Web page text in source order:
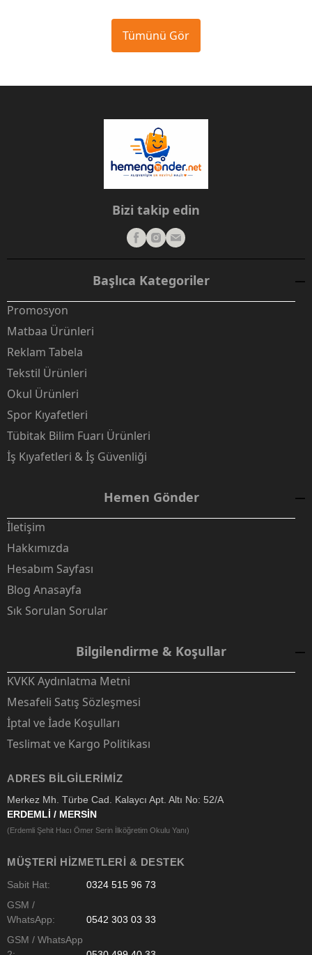
Tümünü Gör
Bizi takip edin
Başlıca Kategoriler
Promosyon
Matbaa Ürünleri
Reklam Tabela
Tekstil Ürünleri
Okul Ürünleri
Spor Kıyafetleri
Tübitak Bilim Fuarı Ürünleri
İş Kıyafetleri & İş Güvenliği
Hemen Gönder
İletişim
Hakkımızda
Hesabım Sayfası
Blog Anasayfa
Sık Sorulan Sorular
Bilgilendirme & Koşullar
KVKK Aydınlatma Metni
Mesafeli Satış Sözleşmesi
İptal ve İade Koşulları
Teslimat ve Kargo Politikası
ADRES BILGILERIMIZ
Merkez Mh. Türbe Cad. Kalaycı Apt. Altı No: 52/A
ERDEMLİ / MERSİN
(Erdemli Şehit Hacı Ömer Serin İlköğretim Okulu Yanı)
MÜŞTERI HIZMETLERI & DESTEK
Sabit Hat:
0324 515 96 73
GSM /
WhatsApp:
0542 303 03 33
GSM / WhatsApp